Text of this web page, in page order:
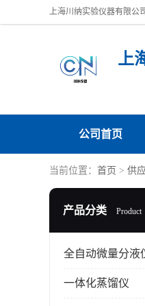
上
公司首页
当前位置： 首页 > 供
产品分类 Product
全自动微量分液
一体化蒸馏仪